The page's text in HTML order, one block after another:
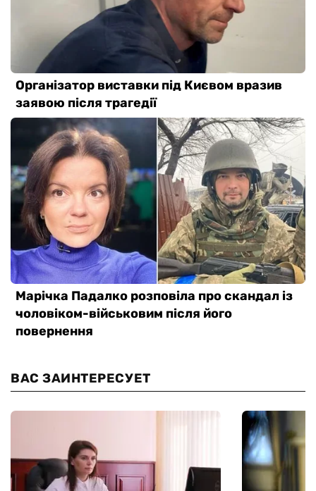
ВАС ЗАИНТЕРЕСУЕТ